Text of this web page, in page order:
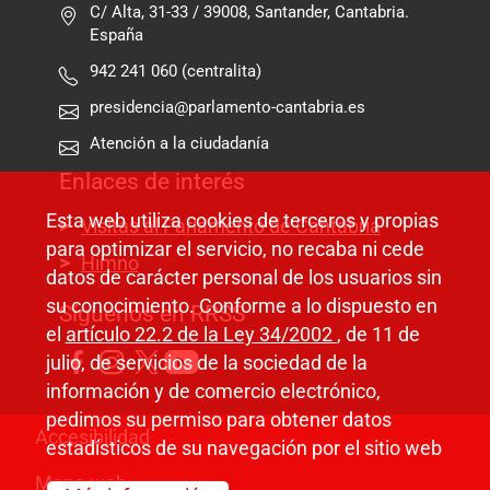
C/ Alta, 31-33 / 39008, Santander, Cantabria.
España
942 241 060 (centralita)
presidencia@parlamento-cantabria.es
Atención a la ciudadanía
Enlaces de interés
Visitas al Parlamento de Cantabria
Himno
Síguenos en RRSS
Pie de página
Accesibilidad
Mapa web
Esta web utiliza cookies de terceros y propias
para optimizar el servicio, no recaba ni cede
datos de carácter personal de los usuarios sin
su conocimiento. Conforme a lo dispuesto en
el artículo 22.2 de la Ley 34/2002 , de 11 de
julio, de servicios de la sociedad de la
información y de comercio electrónico,
pedimos su permiso para obtener datos
estadísticos de su navegación por el sitio web